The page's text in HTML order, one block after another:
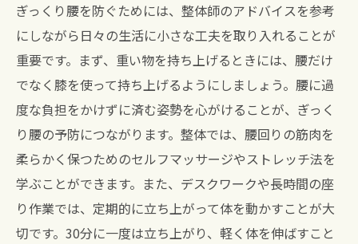
ぎっくり腰を防ぐためには、整体師のアドバイスを参考
にしながら日々の生活に小さな工夫を取り入れることが
重要です。まず、重い物を持ち上げるときには、腰だけ
でなく膝を使って持ち上げるようにしましょう。腰に過
度な負担をかけずに済む姿勢を心がけることが、ぎっく
り腰の予防につながります。整体では、腰回りの筋肉を
柔らかく保つためのセルフマッサージやストレッチ法を
学ぶことができます。また、デスクワークや長時間の座
り作業では、定期的に立ち上がって体を動かすことが大
切です。30分に一度は立ち上がり、軽く体を伸ばすこと